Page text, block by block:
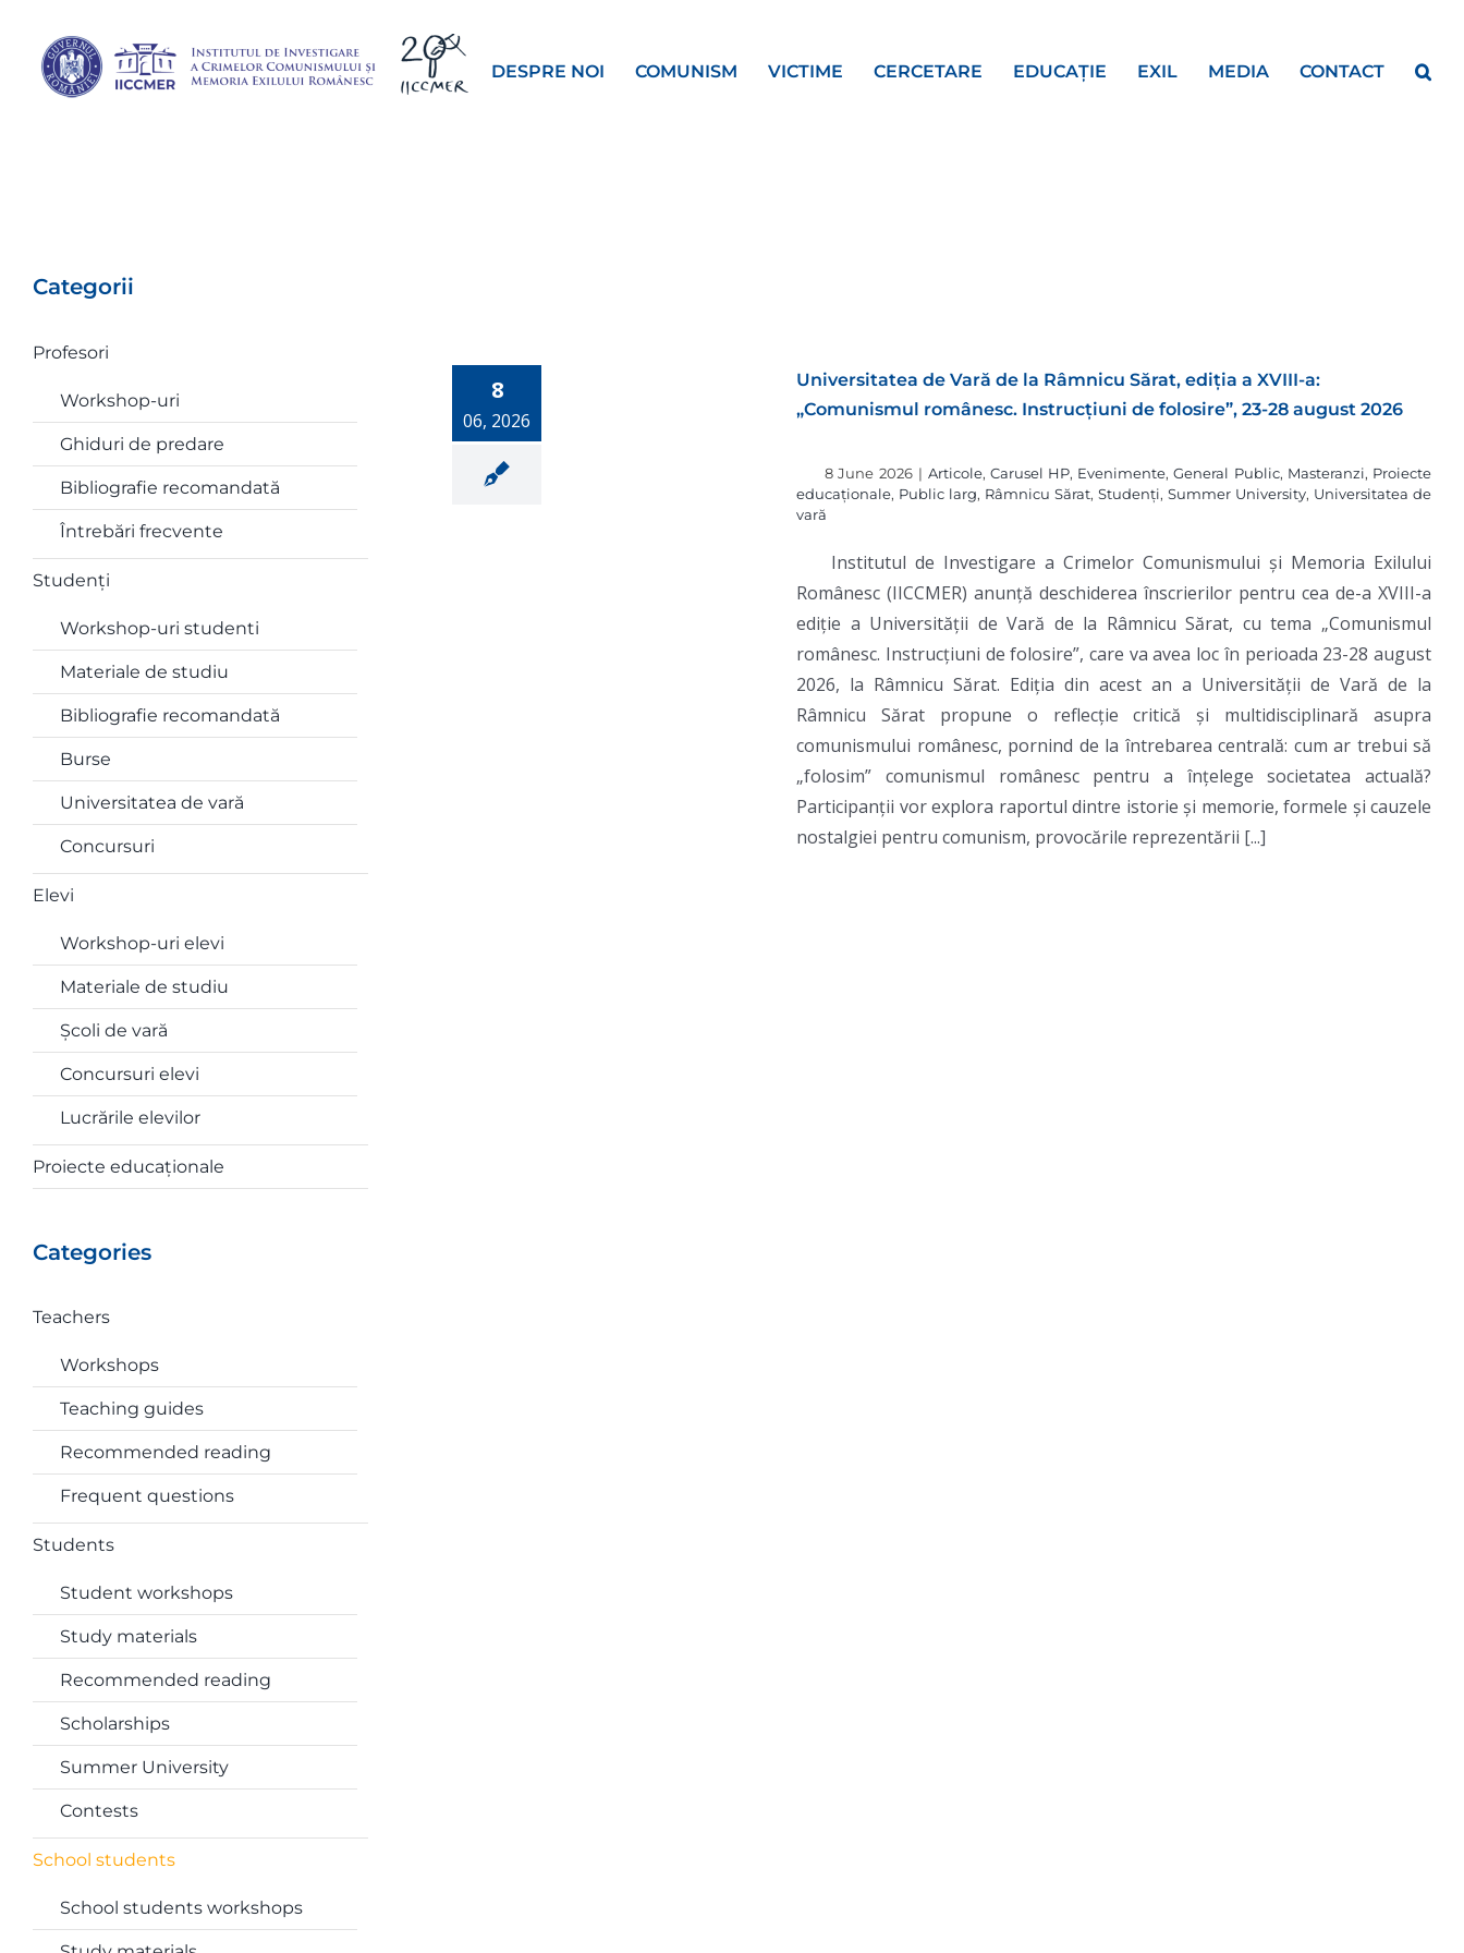
content
DESPRE NOI COMUNISM VICTIME CERCETARE EDUCAȚIE EXIL MEDIA CONTACT
8
06, 2026
Universitatea de Vară de la Râmnicu Sărat, ediția a XVIII-a:
„Comunismul românesc. Instrucțiuni de folosire”, 23-28 august 2026
8 June 2026 | Articole, Carusel HP, Evenimente,General Public, Masteranzi, Proiecte
educaționale, Public larg, Râmnicu Sărat,Studenți,Summer University, Universitatea de
vară
Institutul de Investigare a Crimelor Comunismului și Memoria Exilului
Românesc (IICCMER) anunță deschiderea înscrierilor pentru cea de-a XVIII-a
ediție a Universității de Vară de la Râmnicu Sărat, cu tema „Comunismul
românesc. Instrucțiuni de folosire”, care va avea loc în perioada 23-28 august
2026, la Râmnicu Sărat. Ediția din acest an a Universității de Vară de la
Râmnicu Sărat propune o reflecție critică și multidisciplinară asupra
comunismului românesc, pornind de la întrebarea centrală: cum ar trebui să
„folosim” comunismul românesc pentru a înțelege societatea actuală?
Participanții vor explora raportul dintre istorie și memorie, formele și cauzele
nostalgiei pentru comunism, provocările reprezentării [...]
Categorii
Profesori
Workshop-uri
Ghiduri de predare
Bibliografie recomandată
Întrebări frecvente
Studenți
Workshop-uri studenti
Materiale de studiu
Bibliografie recomandată
Burse
Universitatea de vară
Concursuri
Elevi
Workshop-uri elevi
Materiale de studiu
Școli de vară
Concursuri elevi
Lucrările elevilor
Proiecte educaționale
Categories
Teachers
Workshops
Teaching guides
Recommended reading
Frequent questions
Students
Student workshops
Study materials
Recommended reading
Scholarships
Summer University
Contests
School students
School students workshops